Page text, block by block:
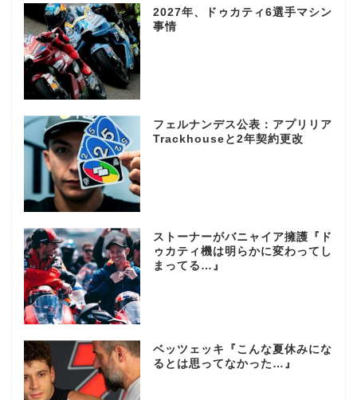
2027年、ドゥカティ6選手マシン
事情
フェルナンデス公表：アプリリア
Trackhouseと2年契約更改
ストーナーがバニャイア擁護『ド
ゥカティ機は明らかに変わってし
まってる…』
ベッツェッキ『こんな夏休みにな
るとは思ってなかった…』